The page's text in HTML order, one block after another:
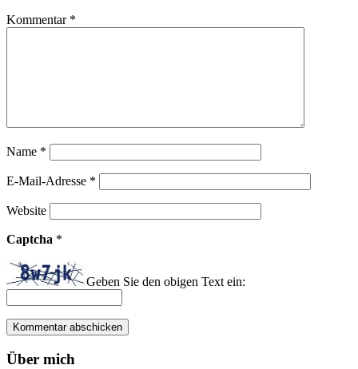
Kommentar *
Name *
E-Mail-Adresse *
Website
Captcha *
Geben Sie den obigen Text ein:
Über mich